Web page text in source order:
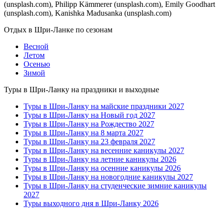
(unsplash.com), Philipp Kämmerer (unsplash.com), Emily Goodhart
(unsplash.com), Kanishka Madusanka (unsplash.com)
Отдых в Шри-Ланке по сезонам
Весной
Летом
Осенью
Зимой
Туры в Шри-Ланку на праздники и выходные
Туры в Шри-Ланку на майские праздники 2027
Туры в Шри-Ланку на Новый год 2027
Туры в Шри-Ланку на Рождество 2027
Туры в Шри-Ланку на 8 марта 2027
Туры в Шри-Ланку на 23 февраля 2027
Туры в Шри-Ланку на весенние каникулы 2027
Туры в Шри-Ланку на летние каникулы 2026
Туры в Шри-Ланку на осенние каникулы 2026
Туры в Шри-Ланку на новогодние каникулы 2027
Туры в Шри-Ланку на студенческие зимние каникулы
2027
Туры выходного дня в Шри-Ланку 2026